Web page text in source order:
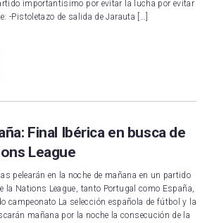
importantísimo por evitar la lucha por evitar
-Pistoletazo de salida de Jarauta […]
Final Ibérica en busca de
League
pelearán en la noche de mañana en un partido
la Nations League, tanto Portugal como España,
campeonato La selección española de fútbol y la
mañana por la noche la consecución de la